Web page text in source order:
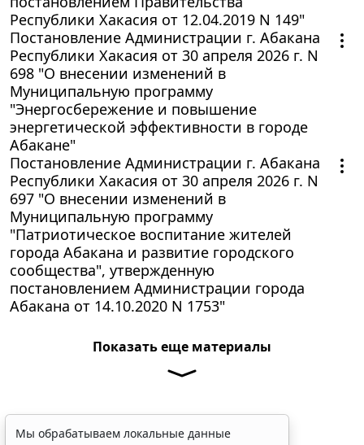
Республики Хакасия от 12.04.2019 N 149"
Постановление Администрации г. Абакана
Республики Хакасия от 30 апреля 2026 г. N
698 "О внесении изменений в
Муниципальную программу
"Энергосбережение и повышение
энергетической эффективности в городе
Абакане"
Постановление Администрации г. Абакана
Республики Хакасия от 30 апреля 2026 г. N
697 "О внесении изменений в
Муниципальную программу
"Патриотическое воспитание жителей
города Абакана и развитие городского
сообщества", утвержденную
постановлением Администрации города
Абакана от 14.10.2020 N 1753"
Показать еще материалы
Мы обрабатываем локальные данные